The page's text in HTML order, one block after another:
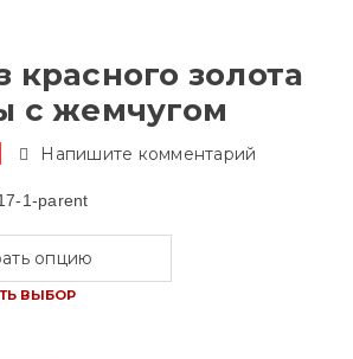
красного золота
с жемчугом
Напишите комментарий
1-parent
ВЫБОР